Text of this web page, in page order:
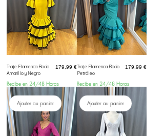
Traje Flamenca Rocio
Amarillo y Negro
Prix
179,99 €
Recibe en 24/48 Horas
Traje Flamenca Rocio
Petróleo
Prix
179,99 €
Recibe en 24/48 Horas
Ajouter au panier Ajouter au panier